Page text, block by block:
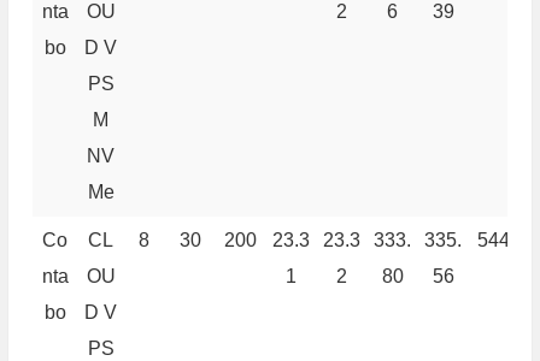
nta
bo
OU
D V
PS
M
NV
Me
2
6
39
Co
nta
bo
CL
OU
D V
PS
8 30 200
23.3
1
23.3
2
333.
80
335.
56
544